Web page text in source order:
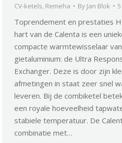
CV-ketels, Remeha By Jan Blok
Toprendement en prestaties
hart van de Calenta is een
compacte warmtewisselaar van
gietaluminium: de Ultra
Exchanger. Deze is door zijn
afmetingen in staat zeer snel
leveren. Bij de combiketel
een royale hoeveelheid
stabiele temperatuur. De
combinatie met…